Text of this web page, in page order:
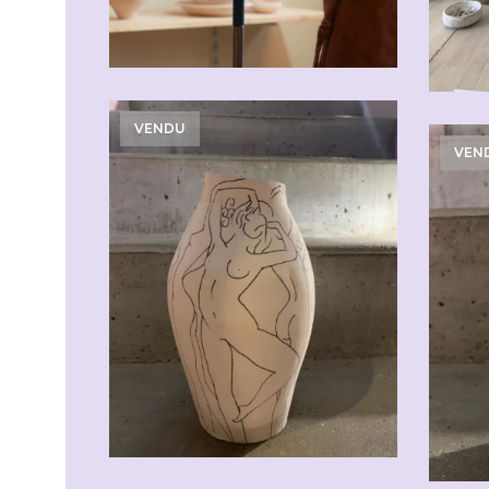
VENDU